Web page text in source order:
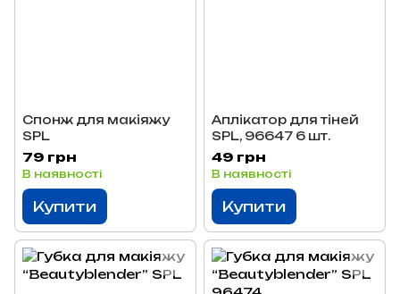
Спонж для макіяжу
SPL
79 грн
В наявності
Купити
Аплікатор для тіней
SPL, 96647 6 шт.
49 грн
В наявності
Купити